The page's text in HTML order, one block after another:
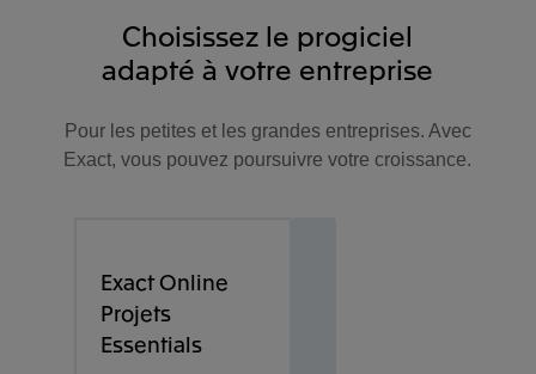
Choisissez le progiciel
adapté à votre entreprise
Pour les petites et les grandes entreprises. Avec
Exact, vous pouvez poursuivre votre croissance.
Exact Online
Projets
Essentials